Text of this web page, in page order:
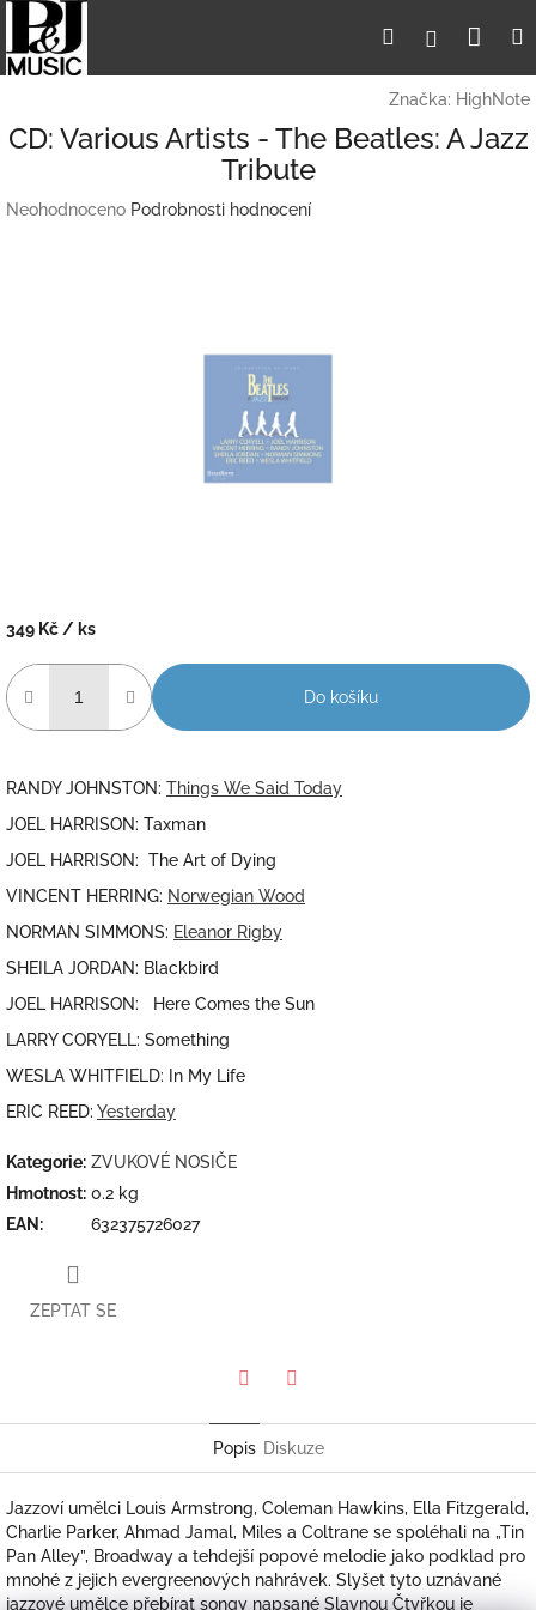
obsah
HledatPřihlášení
Značka: HighNote
CD: Various Artists - The Beatles: A Jazz
Tribute
Průměrné
Neohodnoceno Podrobnosti hodnocení
349 Kč / ks
cena:
Do košíku
RANDY JOHNSTON: Things We Said Today
JOEL HARRISON: Taxman
JOEL HARRISON: The Art of Dying
VINCENT HERRING: Norwegian Wood
NORMAN SIMMONS: Eleanor Rigby
SHEILA JORDAN: Blackbird
JOEL HARRISON: Here Comes the Sun
LARRY CORYELL: Something
WESLA WHITFIELD: In My Life
ERIC REED: Yesterday
Kategorie: ZVUKOVÉ NOSIČE
Hmotnost: 0.2 kg
EAN : 632375726027
ZEPTAT SE
Popis Diskuze
Jazzoví umělci Louis Armstrong, Coleman Hawkins, Ella Fitzgerald,
Charlie Parker, Ahmad Jamal, Miles a Coltrane se spoléhali na „Tin
Pan Alley”, Broadway a tehdejší popové melodie jako podklad pro
mnohé z jejich evergreenových nahrávek. Slyšet tyto uznávané
jazzové umělce přebírat songy napsané Slavnou Čtyřkou je